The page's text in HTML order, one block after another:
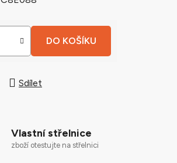
DO KOŠÍKU
Sdílet
Vlastní střelnice
zboží otestujte na střelnici